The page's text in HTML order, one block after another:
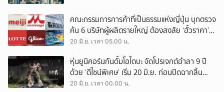
คณะกรรมการการค้าที่เป็นธรรมแห่งญี่ปุ่น บุกตรวจ
ค้น 6 บริษัทผู้ผลิตรายใหญ่ ต้องสงสัย ‘ฮั้วราคา’
ไอศกรีม!?
20 มิ.ย. เวลา 05.00 น.
หุ่นยูนิคอร์นกันดั้มโอไดบะ จัดโปรเจกต์อำลา 9 ปี
ด้วย ‘ดีไซน์พิเศษ’ เริ่ม 20 มิ.ย. ก่อนปิดฉากสิ้น
เดือน ส.ค.
20 มิ.ย. เวลา 00.00 น.